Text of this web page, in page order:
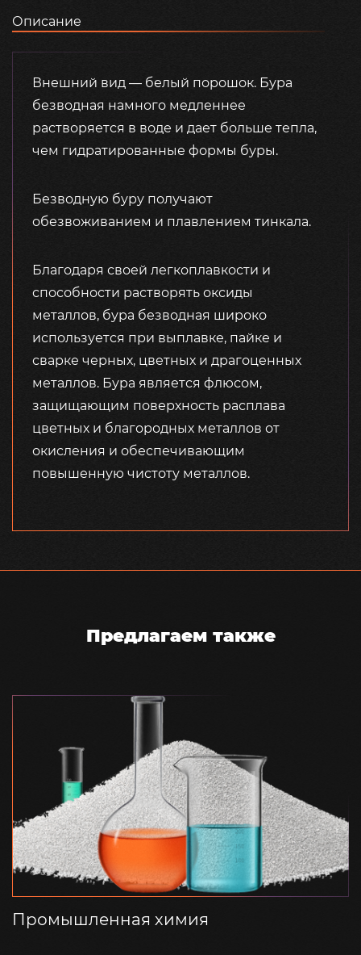
Описание
Внешний вид — белый порошок. Бура
безводная намного медленнее
растворяется в воде и дает больше тепла,
чем гидратированные формы буры.
Безводную буру получают
обезвоживанием и плавлением тинкала.
Благодаря своей легкоплавкости и
способности растворять оксиды
металлов, бура безводная широко
используется при выплавке, пайке и
сварке черных, цветных и драгоценных
металлов. Бура является флюсом,
защищающим поверхность расплава
цветных и благородных металлов от
окисления и обеспечивающим
повышенную чистоту металлов.
Предлагаем также
Промышленная химия